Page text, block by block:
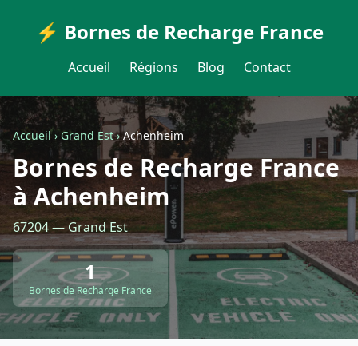
⚡ Bornes de Recharge France
Accueil Régions Blog Contact
Accueil›Grand Est›Achenheim
Bornes de Recharge France
à Achenheim
67204 — Grand Est
1
Bornes de Recharge France